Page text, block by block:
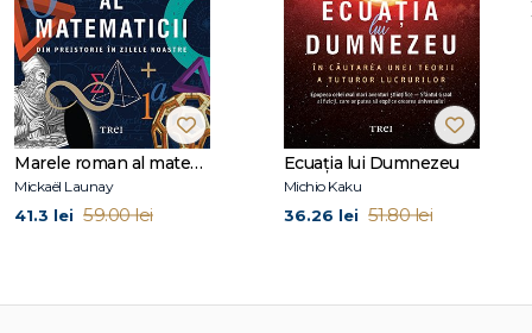
Marele roman al matematicii. Din preistorie în zilele noastre
Mickaël Launay
41.3 lei 59.00 lei
Ecuația lui Dumnezeu
Michio Kaku
36.26 lei 51.80 lei